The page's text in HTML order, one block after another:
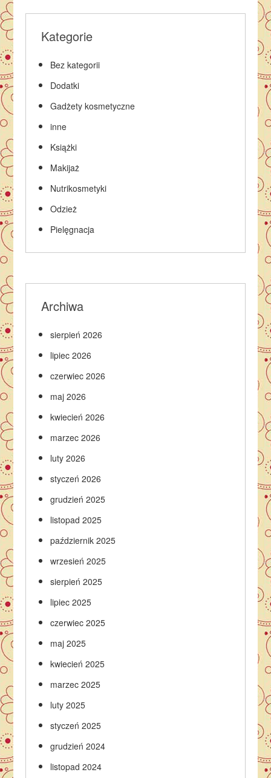
Kategorie
Bez kategorii
Dodatki
Gadżety kosmetyczne
inne
Książki
Makijaż
Nutrikosmetyki
Odzież
Pielęgnacja
Archiwa
sierpień 2026
lipiec 2026
czerwiec 2026
maj 2026
kwiecień 2026
marzec 2026
luty 2026
styczeń 2026
grudzień 2025
listopad 2025
październik 2025
wrzesień 2025
sierpień 2025
lipiec 2025
czerwiec 2025
maj 2025
kwiecień 2025
marzec 2025
luty 2025
styczeń 2025
grudzień 2024
listopad 2024